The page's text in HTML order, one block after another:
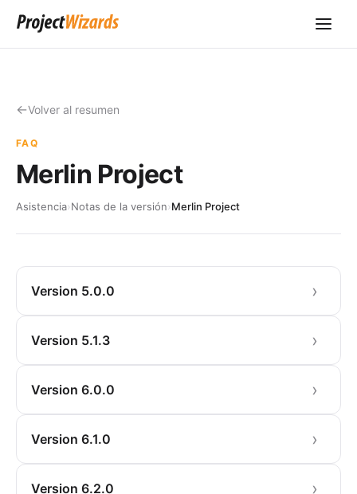
Volver al resumen
FAQ
Merlin Project
Asistencia›Notas de la versión›Merlin Project
Version 5.0.0
Version 5.1.3
Version 6.0.0
Version 6.1.0
Version 6.2.0